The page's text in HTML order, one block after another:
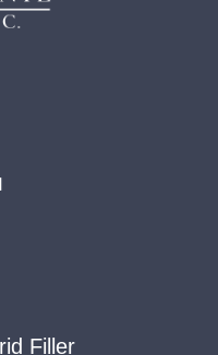
Filler